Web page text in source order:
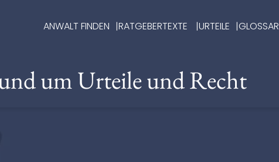
ANWALT FINDEN RATGEBERTEXTE URTEILE GLOSSAR
um Urteile und Recht